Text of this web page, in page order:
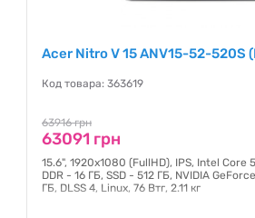
Acer Nitro V 15 ANV15-52-520S
Код товара: 363619
63916 грн
63091 грн
15.6", 1920х1080 (FullHD), IPS, Intel Core
DDR - 16 ГБ, SSD - 512 ГБ, NVIDIA
ГБ, DLSS 4, Linux, 76 Втг, 2.11 кг